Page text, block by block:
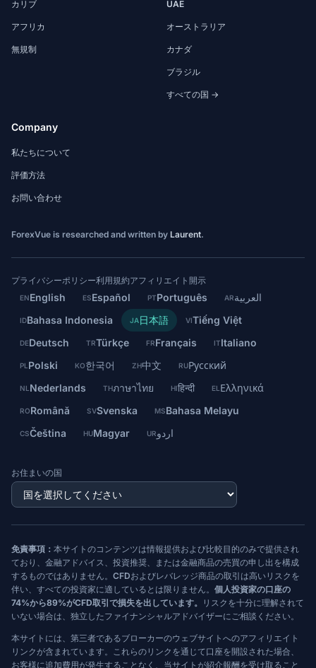
カリブ
アフリカ
無規制
UAE
オーストラリア
カナダ
ブラジル
すべての国 →
Company
私たちについて
評価方法
お問い合わせ
ForexVue is researched and written by Laurent.
プライバシーポリシー利用規約アフィリエイト開示
ENEnglish ESEspañol PTPortuguês ARالعربية
IDBahasa Indonesia JA日本語 VITiếng Việt
DEDeutsch TRTürkçe FRFrançais ITItaliano
PL Polski KO한국어 ZH中文 RUРусский
NL Nederlands THภาษาไทย HIहिन्दी EL Ελληνικά
RORomână SVSvenska MSBahasa Melayu
CSČeština HUMagyar URاردو
お住まいの国
免責事項： 本サイトのコンテンツは情報提供および比較目的のみで提供され
ており、金融アドバイス、投資推奨、または金融商品の売買の申し出を構成
するものではありません。CFDおよびレバレッジ商品の取引は高いリスクを
伴い、すべての投資家に適しているとは限りません。 個人投資家の口座の
74%から89%がCFD取引で損失を出しています。
リスクを十分に理解されて
いない場合は、独立したファイナンシャルアドバイザーにご相談ください。
本サイトには、第三者であるブローカーのウェブサイトへのアフィリエイト
リンクが含まれています。これらのリンクを通じて口座を開設された場合、
お客様に追加費用が発生することなく、当サイトが紹介報酬を受け取ること